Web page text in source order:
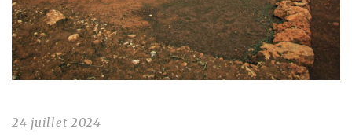
24 juillet 2024